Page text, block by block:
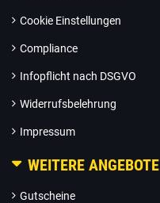
Cookie Einstellungen
Compliance
Infopflicht nach DSGVO
Widerrufsbelehrung
Impressum
WEITERE ANGEBOTE
Gutscheine